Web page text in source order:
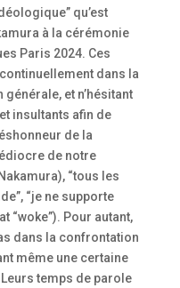
qu’est
à la cérémonie
Paris 2024. Ces
dans la
et n’hésitant
insultants afin de
de la
de notre
“tous les
“je ne supporte
“woke”). Pour autant,
dans la confrontation
même une certaine
temps de parole